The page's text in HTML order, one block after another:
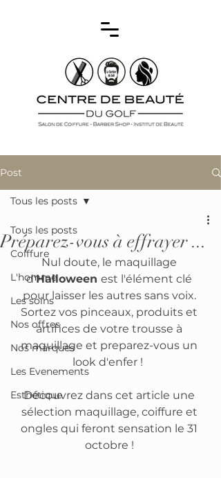
Post
Tous les posts
Coiffure
L'homme
Les soins
Nos offres
Nos marques
Les Evenements
Esthétique
Tous les posts
Préparez-vous à effrayer ...
Nul doute, le maquillage
d'Halloween est l'élément clé
pour laisser les autres sans voix.
Sortez vos pinceaux, produits et
artifices de votre trousse à
maquillage et preparez-vous un
look d'enfer !
Découvrez dans cet article une
sélection maquillage, coiffure et
ongles qui feront sensation le 31
octobre !